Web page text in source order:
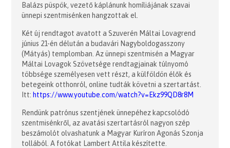
Balázs püspök, vezető káplánunk homíliájának szavai
ünnepi szentmisénken hangzottak el.
Két új rendtagot avatott a Szuverén Máltai Lovagrend
június 21-én délután a budavári Nagyboldogasszony
(Mátyás) templomban. Az ünnepi szentmisén a Magyar
Máltai Lovagok Szövetsége rendtagjainak túlnyomó
többsége személyesen vett részt, a külföldön élők és
betegeink otthonról, online tudták követni a szertartást.
Itt:https://www.youtube.com/watch?v=Ekz99QD8r8M
Rendünk patrónus szentjének ünnepéhez kapcsolódó
szentmisénkről, az avatási szertartásról nagyon szép
beszámolót olvashatunk a Magyar Kuríron Agonás Szonja
tollából. A fotókat Lambert Attila készítette.